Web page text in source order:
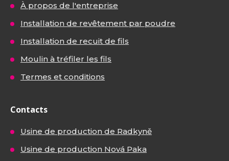
À propos de l'entreprise
Installation de revêtement par poudre
Installation de recuit de fils
Moulin à tréfiler les fils
Termes et conditions
Contacts
Usine de production de Radkyně
Usine de production Nová Paka